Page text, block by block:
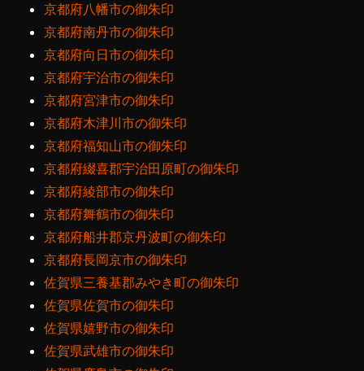
京都府八幡市の御朱印
京都府南丹市の御朱印
京都府向日市の御朱印
京都府宇治市の御朱印
京都府宮津市の御朱印
京都府木津川市の御朱印
京都府福知山市の御朱印
京都府綴喜郡宇治田原町の御朱印
京都府綾部市の御朱印
京都府舞鶴市の御朱印
京都府船井郡京丹波町の御朱印
京都府長岡京市の御朱印
佐賀県三養基郡みやき町の御朱印
佐賀県佐賀市の御朱印
佐賀県嬉野市の御朱印
佐賀県武雄市の御朱印